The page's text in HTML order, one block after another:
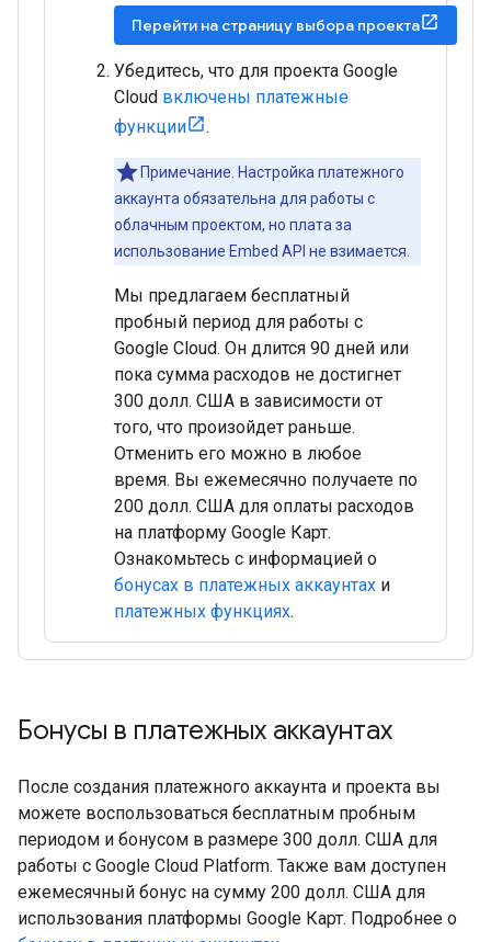
Перейти на страницу выбора проекта
Убедитесь, что для проекта Google
Cloud включены платежные
функции
.
Примечание. Настройка платежного
аккаунта обязательна для работы с
облачным проектом, но плата за
использование Embed API не взимается.
Мы предлагаем бесплатный
пробный период для работы с
Google Cloud. Он длится 90 дней или
пока сумма расходов не достигнет
300 долл. США в зависимости от
того, что произойдет раньше.
Отменить его можно в любое
время. Вы ежемесячно получаете по
200 долл. США для оплаты расходов
на платформу Google Карт.
Ознакомьтесь с информацией о
бонусах в платежных аккаунтах и
платежных функциях.
Бонусы в платежных аккаунтах
После создания платежного аккаунта и проекта вы
можете воспользоваться бесплатным пробным
периодом и бонусом в размере 300 долл. США для
работы с Google Cloud Platform. Также вам доступен
ежемесячный бонус на сумму 200 долл. США для
использования платформы Google Карт. Подробнее о